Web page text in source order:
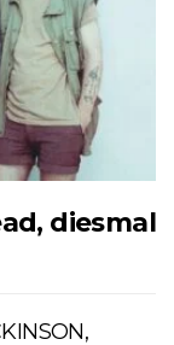
diesmal